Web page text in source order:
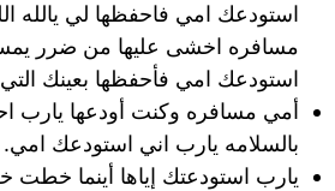
استودعك امي فاحفظها لي يالله
مسافره اخشى عليها من ضرر
استودعك امي فأحفظها بعينك التي
أمي مسافره وكنت أودعها يارب
بالسلامه يارب اني استودعك امي.
يارب استودعتك إياها أينما